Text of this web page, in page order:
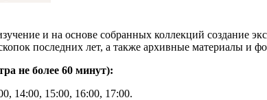
и на основе собранных коллекций создание
последних лет, а также архивные материалы и
не более 60 минут):
14:00, 15:00, 16:00, 17:00.